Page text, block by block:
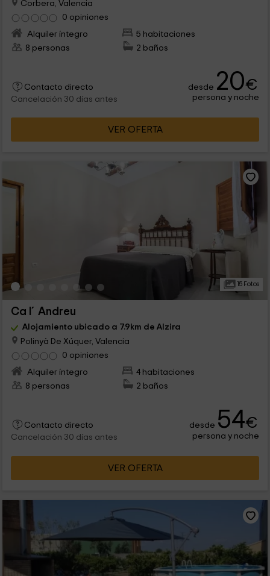
Corbera, Valencia
0 opiniones
Alquiler íntegro
5 habitaciones
8 personas
2 baños
Contacto directo
Cancelación 30 días antes
desde 20€
persona y noche
VER OFERTA
15 Fotos
Ca l´Andreu
Alojamiento ubicado a 7.9km de Alzira
Polinyà De Xúquer, Valencia
0 opiniones
Alquiler íntegro
4 habitaciones
8 personas
2 baños
Contacto directo
Cancelación 30 días antes
desde 54€
persona y noche
VER OFERTA